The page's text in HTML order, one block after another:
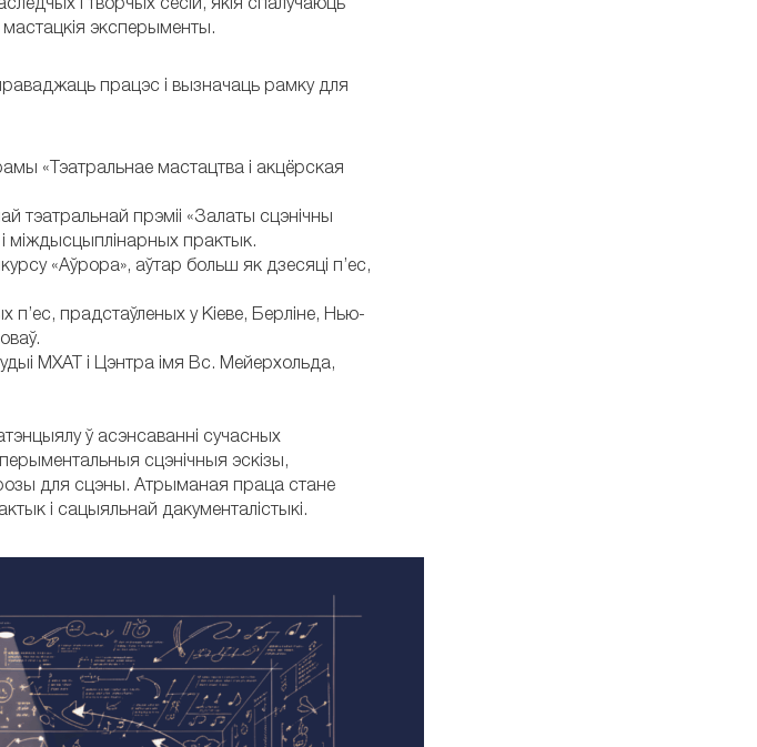
і творчых сесій, якія спалучаюць
эксперыменты.
працэс і вызначаць рамку для
«Тэатральнае мастацтва і акцёрская
тэатральнай прэміі «Залаты сцэнічны
міждысцыплінарных практык.
«Аўрора», аўтар больш як дзесяці п’ес,
прадстаўленых у Кіеве, Берліне, Нью-
МХАТ і Цэнтра імя Вс. Мейерхольда,
ў асэнсаванні сучасных
сцэнічныя эскізы,
для сцэны. Атрыманая праца стане
і сацыяльнай дакументалістыкі.